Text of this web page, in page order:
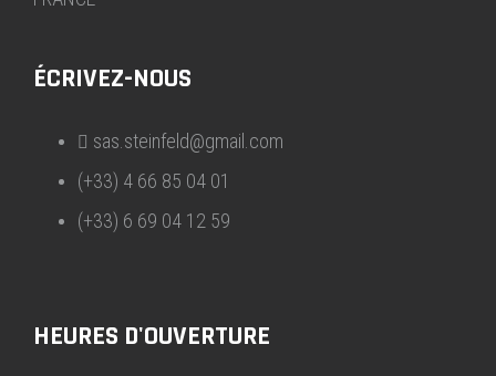
ÉCRIVEZ-NOUS
sas.steinfeld@gmail.com
(+33) 4 66 85 04 01
(+33) 6 69 04 12 59
HEURES D'OUVERTURE